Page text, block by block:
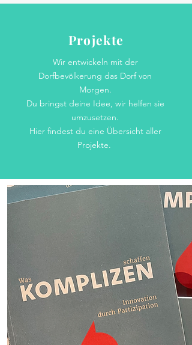
Projekte
Wir entwickeln mit der
Dorfbevölkerung das Dorf von
Morgen.
Du bringst deine Idee, wir helfen sie
umzusetzen.
Hier findest du eine Übersicht aller
Projekte.